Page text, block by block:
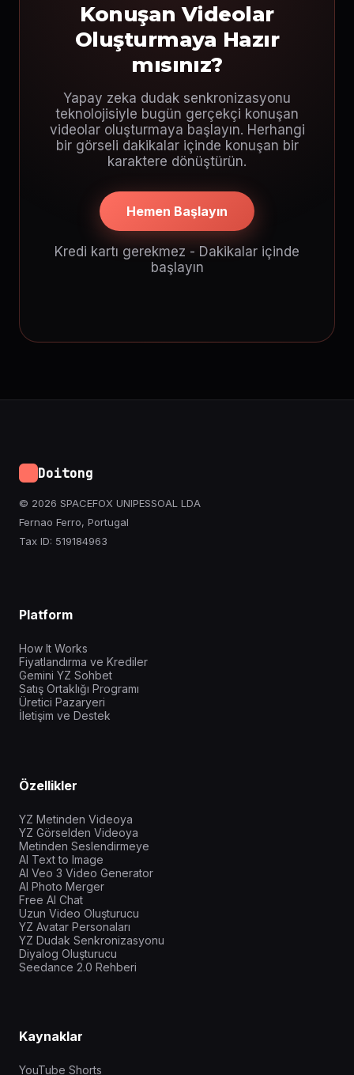
Konuşan Videolar
Oluşturmaya Hazır
mısınız?
Yapay zeka dudak senkronizasyonu
teknolojisiyle bugün gerçekçi konuşan
videolar oluşturmaya başlayın. Herhangi
bir görseli dakikalar içinde konuşan bir
karaktere dönüştürün.
Hemen Başlayın
Kredi kartı gerekmez - Dakikalar içinde
başlayın
Doitong
© 2026 SPACEFOX UNIPESSOAL LDA
Fernao Ferro, Portugal
Tax ID: 519184963
Platform
How It Works
Fiyatlandırma ve Krediler
Gemini YZ Sohbet
Satış Ortaklığı Programı
Üretici Pazaryeri
İletişim ve Destek
Özellikler
YZ Metinden Videoya
YZ Görselden Videoya
Metinden Seslendirmeye
AI Text to Image
AI Veo 3 Video Generator
AI Photo Merger
Free AI Chat
Uzun Video Oluşturucu
YZ Avatar Personaları
YZ Dudak Senkronizasyonu
Diyalog Oluşturucu
Seedance 2.0 Rehberi
Kaynaklar
YouTube Shorts